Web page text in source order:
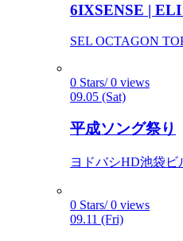
6IXSENSE |
SEL OCTAGON
0 Stars/ 0 views
09.05 (Sat)
平成ソング祭り
ヨドバシHD池袋ビ
0 Stars/ 0 views
09.11 (Fri)